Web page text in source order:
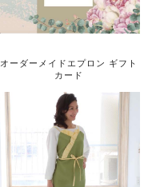
オーダーメイドエプロン ギフト
カード
15,500円（税込）